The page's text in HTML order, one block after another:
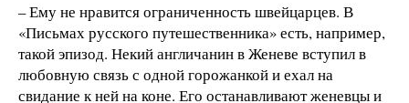
– Ему не нравится ограниченность швейцарцев. В
«Письмах русского путешественника» есть, например,
такой эпизод. Некий англичанин в Женеве вступил в
любовную связь с одной горожанкой и ехал на
свидание к ней на коне. Его останавливают женевцы и